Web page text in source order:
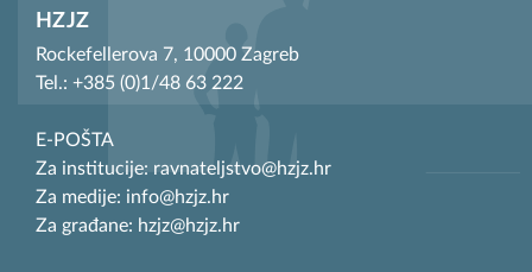
HZJZ
Rockefellerova 7, 10000 Zagreb
Tel.: +385 (0)1/48 63 222
E-POŠTA
Za institucije: ravnateljstvo@hzjz.hr
Za medije: info@hzjz.hr
Za građane: hzjz@hzjz.hr